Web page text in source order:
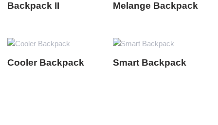
Backpack II Melange Backpack
Cooler Backpack Smart Backpack